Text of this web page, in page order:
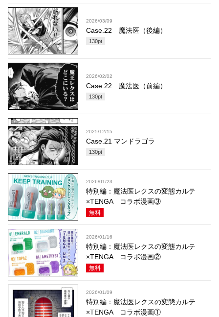
2026/03/09
Case.22 魔法医（後編）
130pt
2026/02/02
Case.22 魔法医（前編）
130pt
2025/12/15
Case.21 マンドラゴラ
130pt
2026/01/23
特別編：魔法医レクスの変態カルテ
×TENGA コラボ漫画③
無料
2026/01/16
特別編：魔法医レクスの変態カルテ
×TENGA コラボ漫画②
無料
2026/01/09
特別編：魔法医レクスの変態カルテ
×TENGA コラボ漫画①